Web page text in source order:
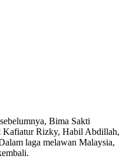
Bima Sakti
Kafiatur Rizky, Habil Abdillah,
laga melawan Malaysia,